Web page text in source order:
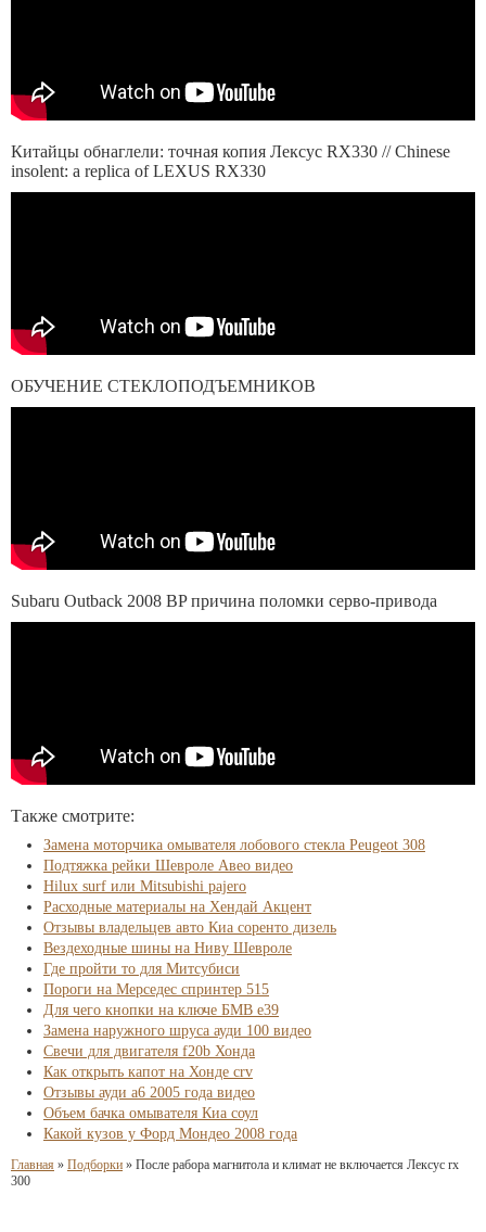
Китайцы обнаглели: точная копия Лексус RX330 // Chinese
insolent: a replica of LEXUS RX330
ОБУЧЕНИЕ СТЕКЛОПОДЪЕМНИКОВ
Subaru Outback 2008 BP причина поломки серво-привода
Также смотрите:
Замена моторчика омывателя лобового стекла Peugeot 308
Подтяжка рейки Шевроле Авео видео
Hilux surf или Mitsubishi pajero
Расходные материалы на Хендай Акцент
Отзывы владельцев авто Киа соренто дизель
Вездеходные шины на Ниву Шевроле
Где пройти то для Митсубиси
Пороги на Мерседес спринтер 515
Для чего кнопки на ключе БМВ е39
Замена наружного шруса ауди 100 видео
Свечи для двигателя f20b Хонда
Как открыть капот на Хонде crv
Отзывы ауди а6 2005 года видео
Объем бачка омывателя Киа соул
Какой кузов у Форд Мондео 2008 года
Главная » Подборки » После рабора магнитола и климат не включается Лексус rx
300